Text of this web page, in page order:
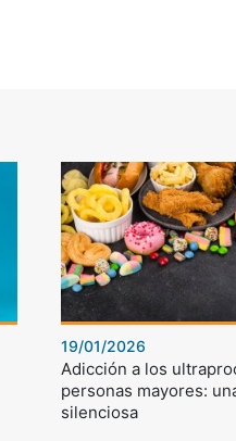
19/01/2026
Adicción a los
personas mayores:
silenciosa